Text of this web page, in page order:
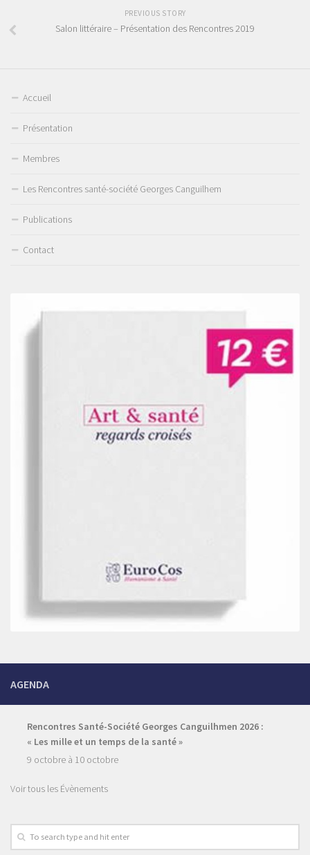
PREVIOUS STORY
Salon littéraire – Présentation des Rencontres 2019
Accueil
Présentation
Membres
Les Rencontres santé-société Georges Canguilhem
Publications
Contact
AGENDA
Rencontres Santé-Société Georges Canguilhmen 2026 :
« Les mille et un temps de la santé »
9 octobre à 10 octobre
Voir tous les Évènements